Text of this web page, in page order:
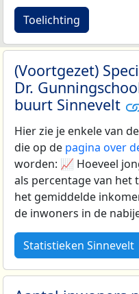
Toelichting
(Voortgezet)
Dr.
buurt Sinnevelt
Hier zie je enkele van
die op de pagina over
worden: 📈 Hoeveel
als percentage van het
het gemiddelde
de inwoners in de
Statistieken Sinnevelt